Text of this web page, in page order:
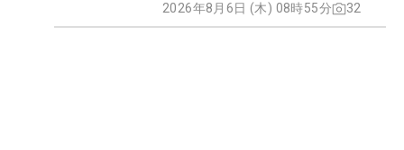
2026年8月6日 (木) 08時55分 32